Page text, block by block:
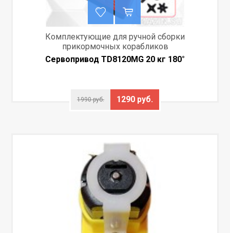
Комплектующие для ручной сборки
прикормочных корабликов
Сервопривод TD8120MG 20 кг 180°
1990 руб. 1290 руб.